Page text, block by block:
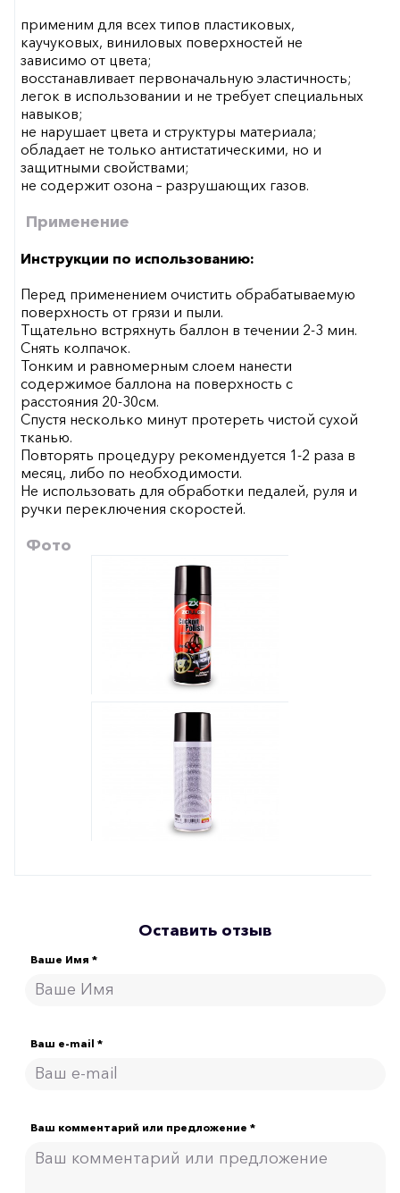
применим для всех типов пластиковых,
каучуковых, виниловых поверхностей не
зависимо от цвета;
восстанавливает первоначальную эластичность;
легок в использовании и не требует специальных
навыков;
не нарушает цвета и структуры материала;
обладает не только антистатическими, но и
защитными свойствами;
не содержит озона – разрушающих газов.
Применение
Инструкции по использованию:
Перед применением очистить обрабатываемую
поверхность от грязи и пыли.
Тщательно встряхнуть баллон в течении 2-3 мин.
Снять колпачок.
Тонким и равномерным слоем нанести
содержимое баллона на поверхность с
расстояния 20-30см.
Спустя несколько минут протереть чистой сухой
тканью.
Повторять процедуру рекомендуется 1-2 раза в
месяц, либо по необходимости.
Не использовать для обработки педалей, руля и
ручки переключения скоростей.
Фото
Оставить отзыв
Ваше Имя *
Ваш e-mail *
Ваш комментарий или предложение *